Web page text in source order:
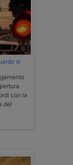
si
con la
del